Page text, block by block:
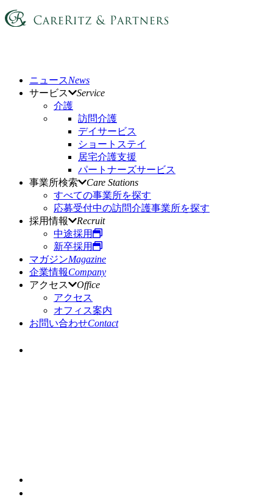
ニュースNews
サービス
Service
介護
訪問介護
デイサービス
ショートステイ
居宅介護支援
パートナーズサービス
事業所検索
Care Stations
すべての事業所を探す
応募受付中の訪問介護事業所を探す
採用情報
Recruit
中途採用
新卒採用
マガジンMagazine
企業情報Company
アクセス
Office
アクセス
オフィス案内
お問い合わせContact